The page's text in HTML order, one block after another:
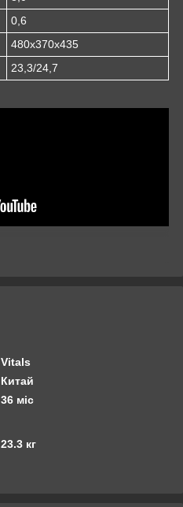
0,6
480х370х435
23,3/24,7
Vitals
Китай
36 міс
23.3 кг